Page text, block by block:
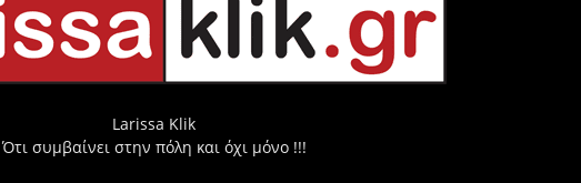
Larissa Klik
Ότι συμβαίνει στην πόλη και όχι μόνο !!!